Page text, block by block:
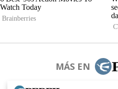
MÁS EN